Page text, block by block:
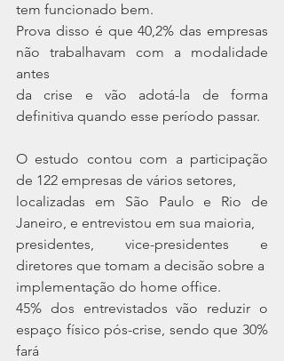
tem funcionado bem.
Prova disso é que 40,2% das empresas
não trabalhavam com a modalidade
antes
da crise e vão adotá-la de forma
definitiva quando esse período passar.
O estudo contou com a participação
de 122 empresas de vários setores,
localizadas em São Paulo e Rio de
Janeiro, e entrevistou em sua maioria,
presidentes, vice-presidentes e
diretores que tomam a decisão sobre a
implementação do home office.
45% dos entrevistados vão reduzir o
espaço físico pós-crise, sendo que 30%
fará